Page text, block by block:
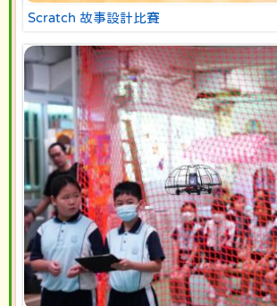
Scratch 故事設計比賽